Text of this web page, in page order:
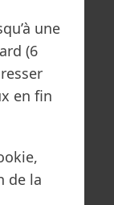
une
(6
en fin
de la